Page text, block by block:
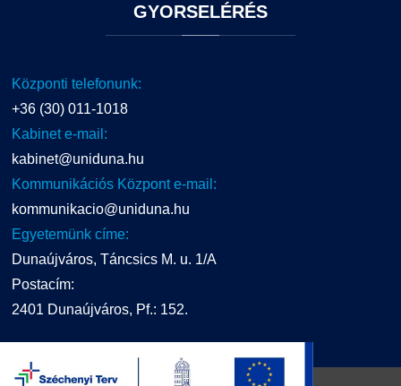
GYORSELÉRÉS
Központi telefonunk:
+36 (30) 011-1018
Kabinet e-mail:
kabinet@uniduna.hu
Kommunikációs Központ e-mail:
kommunikacio@uniduna.hu
Egyetemünk címe:
Dunaújváros, Táncsics M. u. 1/A
Postacím:
2401 Dunaújváros, Pf.: 152.